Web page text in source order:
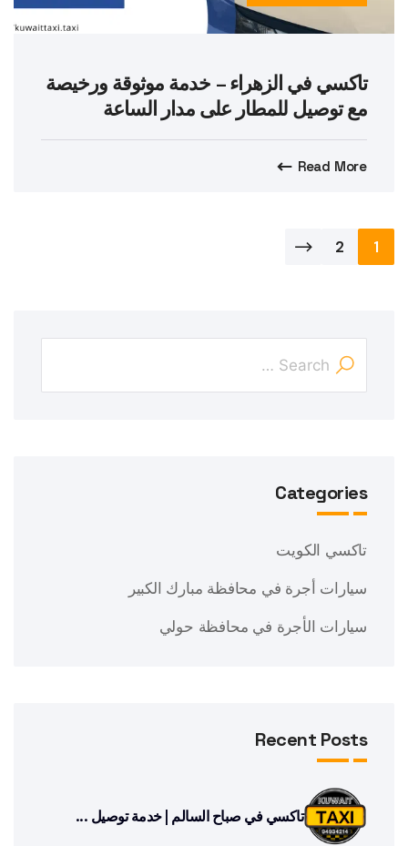
تاكسي في الزهراء – خدمة موثوقة ورخيصة
مع توصيل للمطار على مدار الساعة
Read More
تعدد1
2
Categories
تاكسي الكويت
سيارات أجرة في محافظة مبارك الكبير
سيارات الأجرة في محافظة حولي
Recent Posts
تاكسي في صباح السالم | خدمة توصيل ...